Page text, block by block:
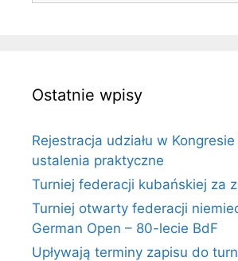
Ostatnie wpisy
Rejestracja udziału w
ustalenia praktyczne
Turniej federacji kubańskiej za
Turniej otwarty federacji
German Open – 80-lecie BdF
Upływają terminy zapisu do